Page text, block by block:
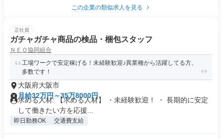
この企業の類似求人を見る
正社員
ガチャガチャ商品の検品・梱包スタッフ
ＮＥＯ協同組合
工場ワークで安定稼げる！未経験歓迎♪異業種から活躍してる方、
多数です！
大阪府大阪市
月給32万円～35万8000円
求める人材: 【求める人材】 ・未経験歓迎！ ・ 長期的に安定
して働きたい方を応援...
即日勤務OK 交通費支給